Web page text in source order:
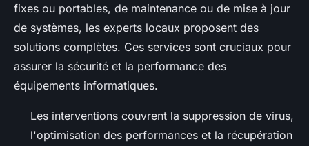
fixes ou portables, de maintenance ou de mise à jour
de systèmes, les experts locaux proposent des
solutions complètes. Ces services sont cruciaux pour
assurer la sécurité et la performance des
équipements informatiques.
Les interventions couvrent la suppression de virus,
l'optimisation des performances et la récupération